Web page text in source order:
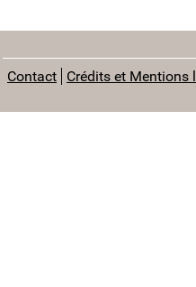
Contact Crédits et Mentions